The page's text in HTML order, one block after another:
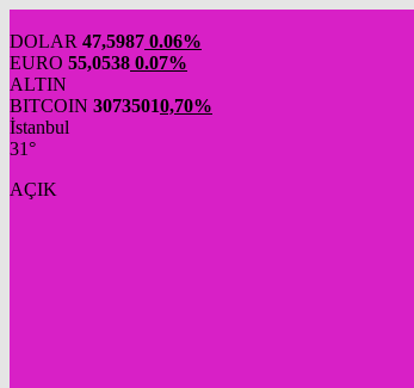
DOLAR 47,5987 0.06%
EURO 55,0538 0.07%
ALTIN
BITCOIN 30735010,70%
İstanbul
31°
AÇIK